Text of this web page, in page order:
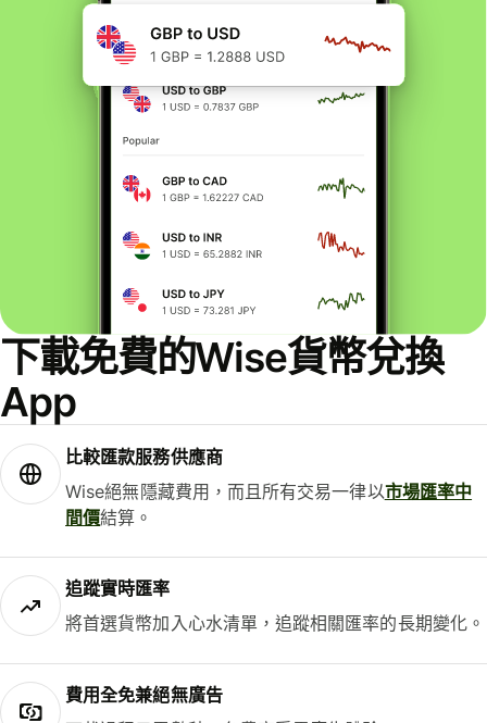
下載免費的Wise貨幣兌換
App
比較匯款服務供應商
Wise絕無隱藏費用，而且所有交易一律以市場匯率中
間價結算。
追蹤實時匯率
將首選貨幣加入心水清單，追蹤相關匯率的長期變化。
費用全免兼絕無廣告